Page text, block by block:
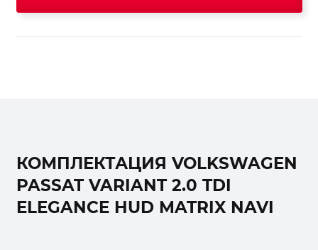
КОМПЛЕКТАЦИЯ VOLKSWAGEN
PASSAT VARIANT 2.0 TDI
ELEGANCE HUD MATRIX NAVI